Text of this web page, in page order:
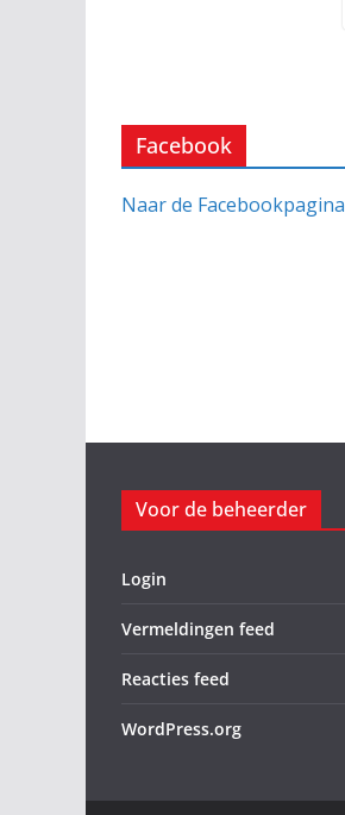
Facebook
Naar de Facebookpagina
Voor de beheerder
Login
Vermeldingen feed
Reacties feed
WordPress.org